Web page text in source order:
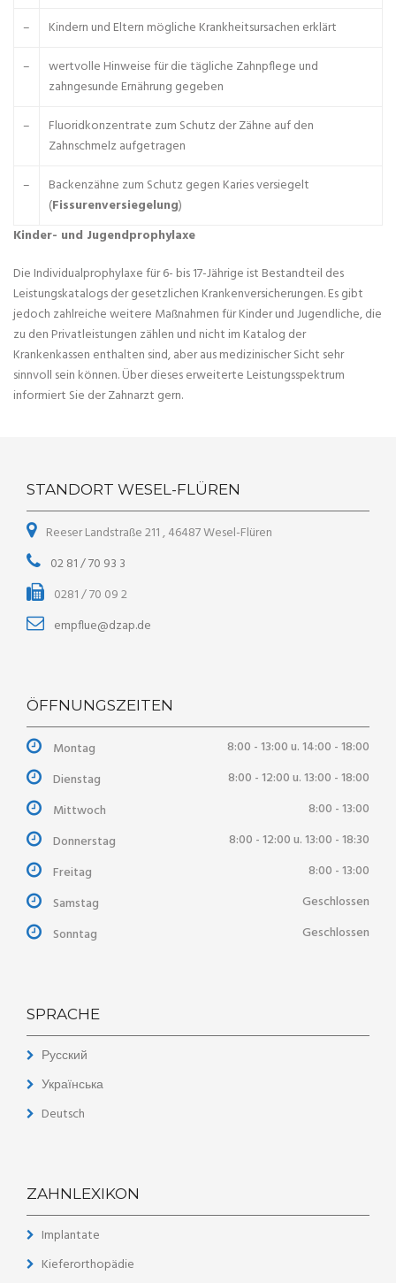
–
Kindern und Eltern mögliche Krankheitsursachen erklärt
–
wertvolle Hinweise für die tägliche Zahnpflege und
zahngesunde Ernährung gegeben
–
Fluoridkonzentrate zum Schutz der Zähne auf den
Zahnschmelz aufgetragen
–
Backenzähne zum Schutz gegen Karies versiegelt
(Fissurenversiegelung)
Kinder- und Jugendprophylaxe
Die Individualprophylaxe für 6- bis 17-Jährige ist Bestandteil des
Leistungskatalogs der gesetzlichen Krankenversicherungen. Es gibt
jedoch zahlreiche weitere Maßnahmen für Kinder und Jugendliche, die
zu den Privatleistungen zählen und nicht im Katalog der
Krankenkassen enthalten sind, aber aus medizinischer Sicht sehr
sinnvoll sein können. Über dieses erweiterte Leistungsspektrum
informiert Sie der Zahnarzt gern.
STANDORT WESEL-FLÜREN
Reeser Landstraße 211 , 46487 Wesel-Flüren
02 81 / 70 93 3
0281 / 70 09 2
empflue@dzap.de
ÖFFNUNGSZEITEN
Montag
8:00 - 13:00 u. 14:00 - 18:00
Dienstag
8:00 - 12:00 u. 13:00 - 18:00
Mittwoch
8:00 - 13:00
Donnerstag
8:00 - 12:00 u. 13:00 - 18:30
Freitag
8:00 - 13:00
Samstag
Geschlossen
Sonntag
Geschlossen
SPRACHE
Русский
Українська
Deutsch
ZAHNLEXIKON
Implantate
Kieferorthopädie